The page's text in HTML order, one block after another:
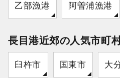
乙部漁港 阿曽浦漁港
長目港近郊の人気市町
臼杵市 国東市 大